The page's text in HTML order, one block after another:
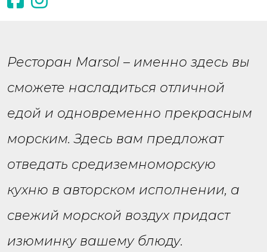
Ресторан Marsol – именно здесь вы
сможете насладиться отличной
едой и одновременно прекрасным
морским. Здесь вам предложат
отведать средиземноморскую
кухню в авторском исполнении, а
свежий морской воздух придаст
изюминку вашему блюду.